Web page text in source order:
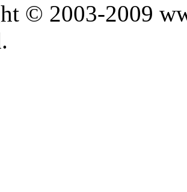
© 2003-2009